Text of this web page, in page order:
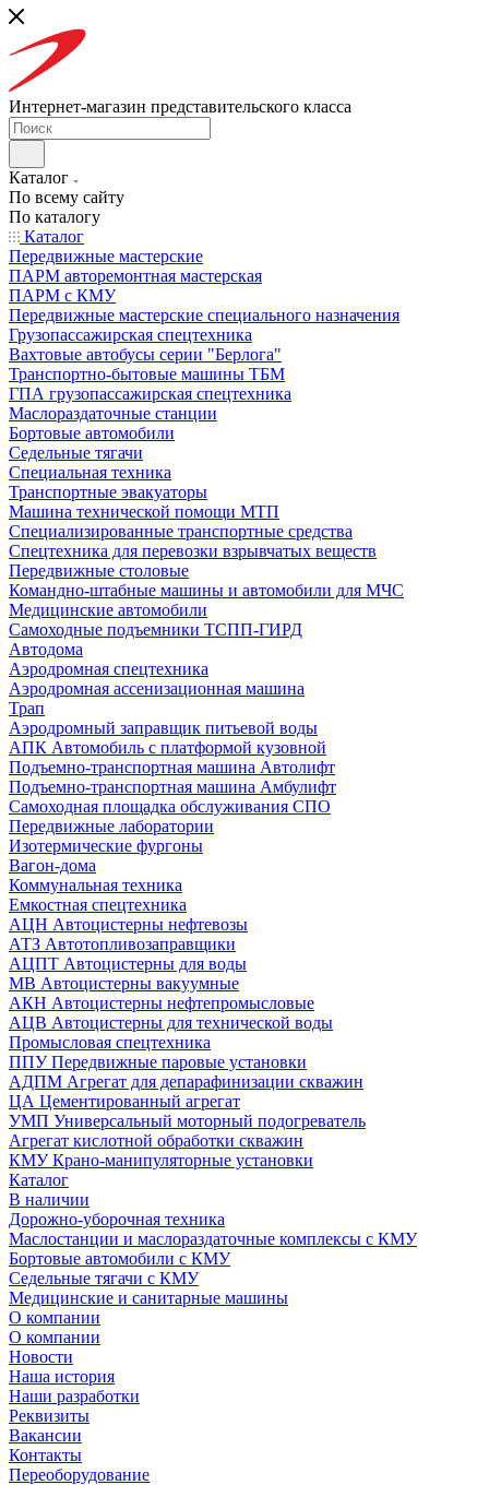
Интернет-магазин представительского класса
Каталог
По всему сайту
По каталогу
Каталог
Передвижные мастерские
ПАРМ авторемонтная мастерская
ПАРМ с КМУ
Передвижные мастерские специального назначения
Грузопассажирская спецтехника
Вахтовые автобусы серии "Берлога"
Транспортно-бытовые машины ТБМ
ГПА грузопассажирская спецтехника
Маслораздаточные станции
Бортовые автомобили
Седельные тягачи
Специальная техника
Транспортные эвакуаторы
Машина технической помощи МТП
Специализированные транспортные средства
Спецтехника для перевозки взрывчатых веществ
Передвижные столовые
Командно-штабные машины и автомобили для МЧС
Медицинские автомобили
Самоходные подъемники ТСПП-ГИРД
Автодома
Аэродромная спецтехника
Аэродромная ассенизационная машина
Трап
Аэродромный заправщик питьевой воды
АПК Автомобиль с платформой кузовной
Подъемно-транспортная машина Автолифт
Подъемно-транспортная машина Амбулифт
Самоходная площадка обслуживания СПО
Передвижные лаборатории
Изотермические фургоны
Вагон-дома
Коммунальная техника
Емкостная спецтехника
АЦН Автоцистерны нефтевозы
АТЗ Автотопливозаправщики
АЦПТ Автоцистерны для воды
МВ Автоцистерны вакуумные
АКН Автоцистерны нефтепромысловые
АЦВ Автоцистерны для технической воды
Промысловая спецтехника
ППУ Передвижные паровые установки
АДПМ Агрегат для депарафинизации скважин
ЦА Цементированный агрегат
УМП Универсальный моторный подогреватель
Агрегат кислотной обработки скважин
КМУ Крано-манипуляторные установки
Каталог
В наличии
Дорожно-уборочная техника
Маслостанции и маслораздаточные комплексы с КМУ
Бортовые автомобили с КМУ
Седельные тягачи с КМУ
Медицинские и санитарные машины
О компании
О компании
Новости
Наша история
Наши разработки
Реквизиты
Вакансии
Контакты
Переоборудование